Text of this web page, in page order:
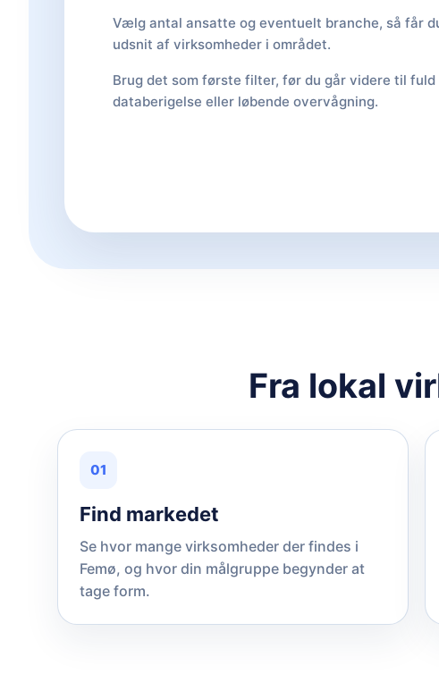
Vælg antal ansatte og eventuelt branche, så får
udsnit af virksomheder i området.
Brug det som første filter, før du går videre til fuld
databerigelse eller løbende overvågning.
Fra lokal
01
Find markedet
Se hvor mange virksomheder der findes i
Femø, og hvor din målgruppe begynder at
tage form.